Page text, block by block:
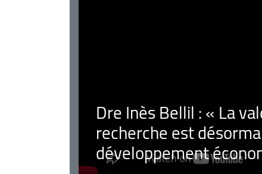
Dre Inès Bellil : « La
recherche est
développement